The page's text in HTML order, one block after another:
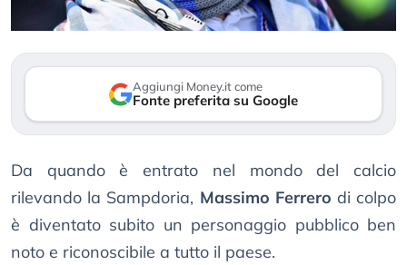
Aggiungi Money.it come
Fonte preferita su Google
Da quando è entrato nel mondo del calcio
rilevando la Sampdoria, Massimo Ferrero di colpo
è diventato subito un personaggio pubblico ben
noto e riconoscibile a tutto il paese.